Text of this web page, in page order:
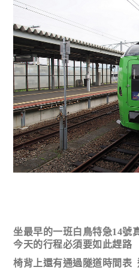
坐最早的一班白鳥特急14號
今天的行程必須要如此趕路
椅背上還有通過隧道時間表